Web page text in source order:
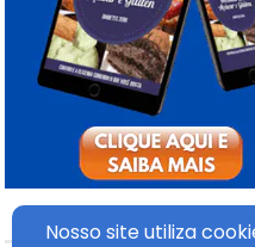
Nosso site utiliza